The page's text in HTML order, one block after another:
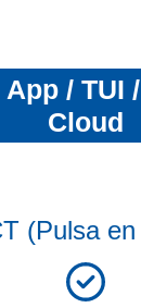
/ TUI
Cloud
(Pulsa